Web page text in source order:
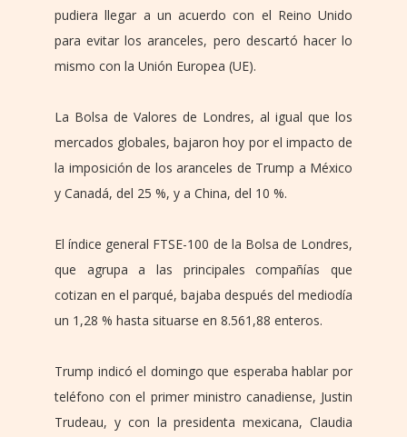
pudiera llegar a un acuerdo con el Reino Unido
para evitar los aranceles, pero descartó hacer lo
mismo con la Unión Europea (UE).
La Bolsa de Valores de Londres, al igual que los
mercados globales, bajaron hoy por el impacto de
la imposición de los aranceles de Trump a México
y Canadá, del 25 %, y a China, del 10 %.
El índice general FTSE-100 de la Bolsa de Londres,
que agrupa a las principales compañías que
cotizan en el parqué, bajaba después del mediodía
un 1,28 % hasta situarse en 8.561,88 enteros.
Trump indicó el domingo que esperaba hablar por
teléfono con el primer ministro canadiense, Justin
Trudeau, y con la presidenta mexicana, Claudia